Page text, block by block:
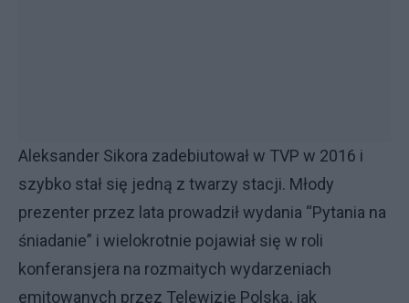
Aleksander Sikora zadebiutował w TVP w 2016 i
szybko stał się jedną z twarzy stacji. Młody
prezenter przez lata prowadził wydania “Pytania na
śniadanie” i wielokrotnie pojawiał się w roli
konferansjera na rozmaitych wydarzeniach
emitowanych przez Telewizję Polską, jak